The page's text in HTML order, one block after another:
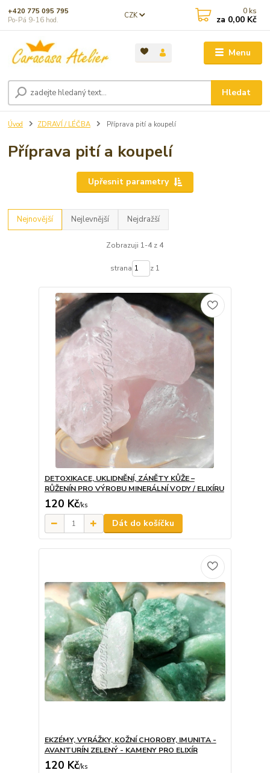
Menu
CZK
Hledat
+420 775 095 795
Po-Pá 9-16 hod.
0 ks
za 0,00 Kč
Úvod ZDRAVÍ / LÉČBA Příprava pití a koupelí
Příprava pití a koupelí
Upřesnit parametry
Nejnovější Nejlevnější Nejdražší
Zobrazuji 1-4 z 4
strana z 1
DETOXIKACE, UKLIDNĚNÍ, ZÁNĚTY KŮŽE –
RŮŽENÍN PRO VÝROBU MINERÁLNÍ VODY / ELIXÍRU
120 Kč/ks
Dát do košíčku
EKZÉMY, VYRÁŽKY, KOŽNÍ CHOROBY, IMUNITA -
AVANTURÍN ZELENÝ - KAMENY PRO ELIXÍR
120 Kč/ks